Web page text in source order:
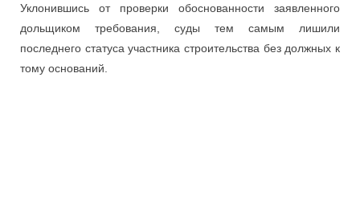
Уклонившись от проверки обоснованности заявленного
дольщиком требования, суды тем самым лишили
последнего статуса участника строительства без должных к
тому оснований.